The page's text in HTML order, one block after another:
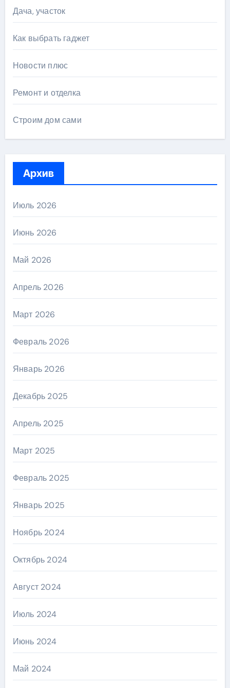
Дача, участок
Как выбрать гаджет
Новости плюс
Ремонт и отделка
Строим дом сами
Архив
Июль 2026
Июнь 2026
Май 2026
Апрель 2026
Март 2026
Февраль 2026
Январь 2026
Декабрь 2025
Апрель 2025
Март 2025
Февраль 2025
Январь 2025
Ноябрь 2024
Октябрь 2024
Август 2024
Июль 2024
Июнь 2024
Май 2024